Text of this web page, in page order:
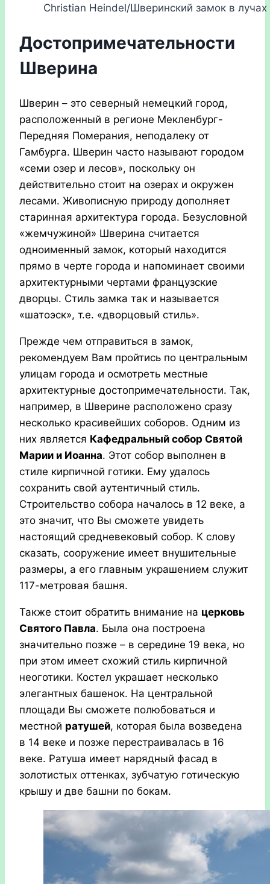
Christian Heindel/Шверинский замок в лучах
Достопримечательности
Шверина
Шверин – это северный немецкий город,
расположенный в регионе Мекленбург-
Передняя Померания, неподалеку от
Гамбурга. Шверин часто называют городом
«семи озер и лесов», поскольку он
действительно стоит на озерах и окружен
лесами. Живописную природу дополняет
старинная архитектура города. Безусловной
«жемчужиной» Шверина считается
одноименный замок, который находится
прямо в черте города и напоминает своими
архитектурными чертами французские
дворцы. Стиль замка так и называется
«шатоэск», т.е. «дворцовый стиль».
Прежде чем отправиться в замок,
рекомендуем Вам пройтись по центральным
улицам города и осмотреть местные
архитектурные достопримечательности. Так,
например, в Шверине расположено сразу
несколько красивейших соборов. Одним из
них является Кафедральный собор Святой
Марии и Иоанна. Этот собор выполнен в
стиле кирпичной готики. Ему удалось
сохранить свой аутентичный стиль.
Строительство собора началось в 12 веке, а
это значит, что Вы сможете увидеть
настоящий средневековый собор. К слову
сказать, сооружение имеет внушительные
размеры, а его главным украшением служит
117-метровая башня.
Также стоит обратить внимание на церковь
Святого Павла. Была она построена
значительно позже – в середине 19 века, но
при этом имеет схожий стиль кирпичной
неоготики. Костел украшает несколько
элегантных башенок. На центральной
площади Вы сможете полюбоваться и
местной ратушей, которая была возведена
в 14 веке и позже перестраивалась в 16
веке. Ратуша имеет нарядный фасад в
золотистых оттенках, зубчатую готическую
крышу и две башни по бокам.